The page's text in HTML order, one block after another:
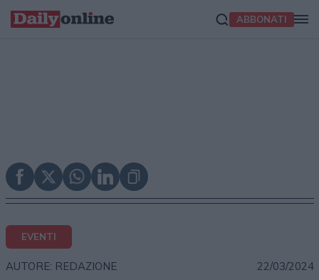
ABBONATI
EVENTI
AUTORE: REDAZIONE 22/03/2024